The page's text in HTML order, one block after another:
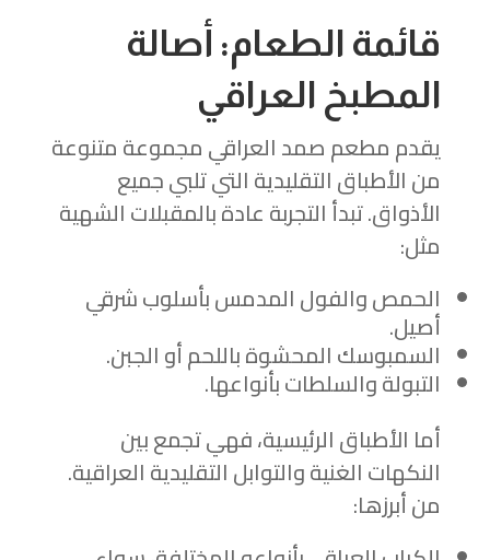
قائمة الطعام: أصالة
المطبخ العراقي
يقدم مطعم صمد العراقي مجموعة متنوعة
من الأطباق التقليدية التي تلبي جميع
الأذواق. تبدأ التجربة عادة بالمقبلات الشهية
مثل:
الحمص والفول المدمس بأسلوب شرقي
أصيل.
السمبوسك المحشوة باللحم أو الجبن.
التبولة والسلطات بأنواعها.
أما الأطباق الرئيسية، فهي تجمع بين
النكهات الغنية والتوابل التقليدية العراقية.
من أبرزها: